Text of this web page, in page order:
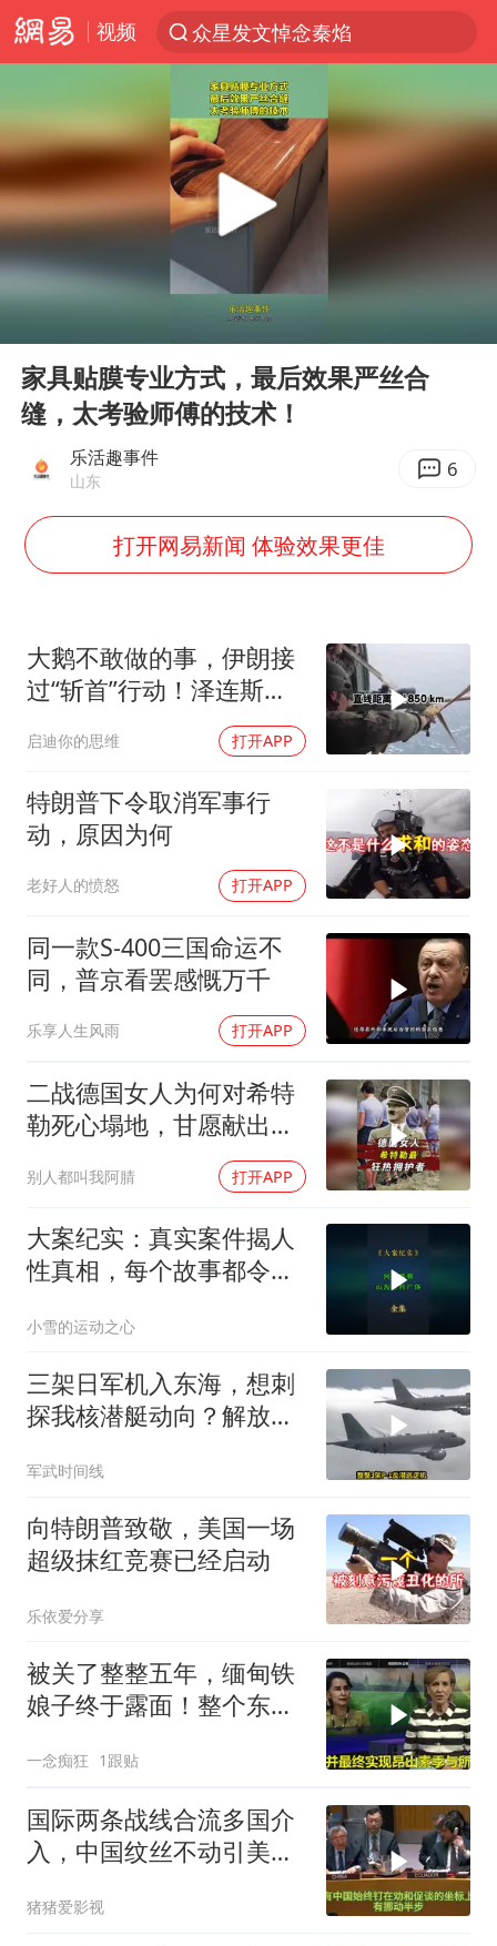
视频
众星发文悼念秦焰
新能源汽车产业链提速
SK海力士回应“或出售重庆工厂”传闻
大连一起飞航班因乘客可乐爆瓶折返
费大厨不自称“大王”了
“还不如不放假”
武契奇：欧洲已处于大战边缘
部分银行上调存款利率
货车高速制动失灵 交警护航化险为夷
朱一龙的鼻子怎么了
成都多趟列车临时停运
路虎卫士限时降17万 BBA已集体降价
下党之路
Play
家具贴膜专业方式，最后效果严丝合
缝，太考验师傅的技术！
乐活趣事件
山东 6
打开网易新闻 体验效果更佳
大鹅不敢做的事，伊朗接
过“斩首”行动！泽连斯基
启迪你的思维 打开APP
特朗普下令取消军事行
动，原因为何
老好人的愤怒 打开APP
同一款S-400三国命运不
同，普京看罢感慨万千
乐享人生风雨 打开APP
二战德国女人为何对希特
勒死心塌地，甘愿献出一
别人都叫我阿腈 打开APP
大案纪实：真实案件揭人
性真相，每个故事都令人
小雪的运动之心
三架日军机入东海，想刺
探我核潜艇动向？解放军
军武时间线
向特朗普致敬，美国一场
超级抹红竞赛已经启动
乐依爱分享
被关了整整五年，缅甸铁
娘子终于露面！整个东南
一念痴狂 1跟贴
国际两条战线合流多国介
入，中国纹丝不动引美方
猪猪爱影视